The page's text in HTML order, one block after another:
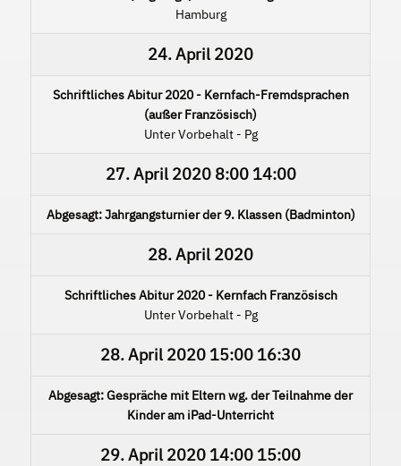
Hamburg
24. April 2020
Schriftliches Abitur 2020 - Kernfach-Fremdsprachen
(außer Französisch)
Unter Vorbehalt - Pg
27. April 20208:00 14:00
Abgesagt: Jahrgangsturnier der 9. Klassen (Badminton)
28. April 2020
Schriftliches Abitur 2020 - Kernfach Französisch
Unter Vorbehalt - Pg
28. April 2020 15:00 16:30
Abgesagt: Gespräche mit Eltern wg. der Teilnahme der
Kinder am iPad-Unterricht
29. April 2020 14:00 15:00